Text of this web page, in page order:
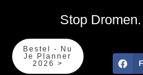
Stop
Bestel - Nu
Je Planner
2026 >